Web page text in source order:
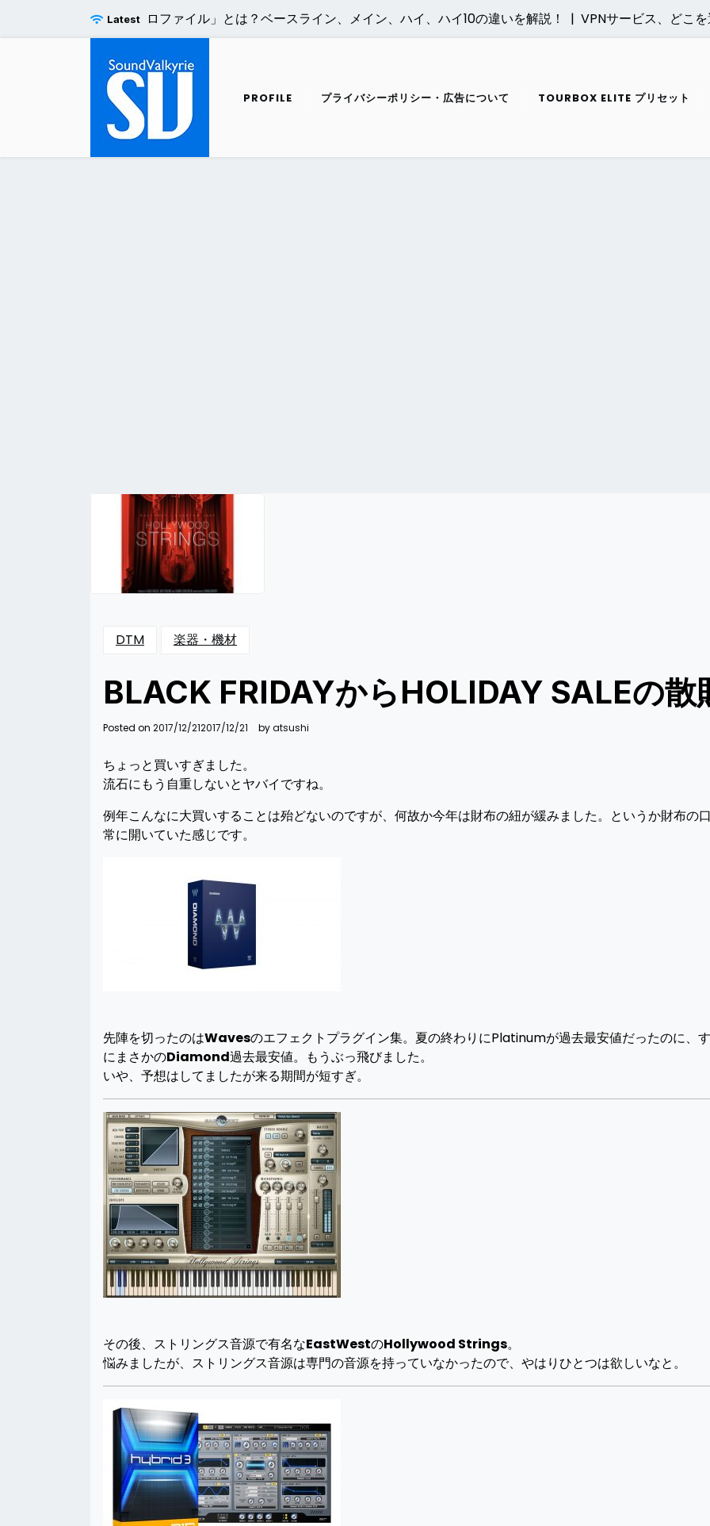
Latest
ンコードの「プロファイル」とは？ベースライン、メイン、ハイ、ハイ10の違いを解説！ |VPNサービス、どこを選ん
PROFILE プライバシーポリシー・広告について TOURBOX ELITE プリセット
DTM 楽器・機材
BLACK FRIDAYからHOLIDAY SALEの散
Posted on 2017/12/212017/12/21 byatsushi
ちょっと買いすぎました。
流石にもう自重しないとヤバイですね。
例年こんなに大買いすることは殆どないのですが、何故か今年は財布の紐が緩みました。というか財布の
常に開いていた感じです。
先陣を切ったのはWavesのエフェクトプラグイン集。夏の終わりにPlatinumが過去最安値だったのに、
にまさかのDiamond過去最安値。もうぶっ飛びました。
いや、予想はしてましたが来る期間が短すぎ。
その後、ストリングス音源で有名なEastWestのHollywood Strings。
悩みましたが、ストリングス音源は専門の音源を持っていなかったので、やはりひとつは欲しいなと。